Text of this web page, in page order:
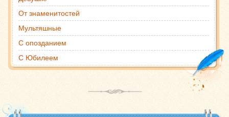
От знаменитостей
Мультяшные
С опозданием
С Юбилеем